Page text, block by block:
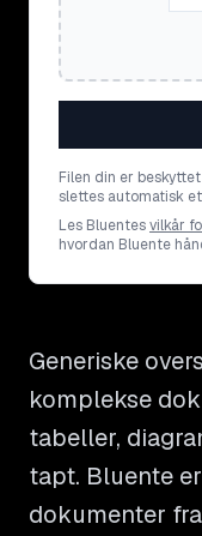
Filen din er
slettes automatisk
Les Bluentesvilkår
hvordan Bluente
Generiske
komplekse
tabeller,
tapt. Bluente
dokumenter